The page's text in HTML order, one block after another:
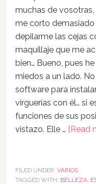
muchas de
me corto
depilarme las cejas
maquillaje que me
bien… Bueno, pues
miedos a un lado.
software para
virguerías con él… si
funciones de sus
vistazo. Elle … [Read
FILED UNDER: VARIOS
TAGGED WITH: BELLEZA,